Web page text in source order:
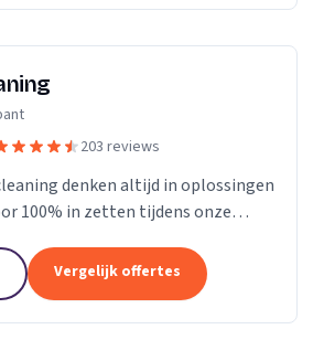
203 reviews
denken altijd in oplossingen
100% in zetten tijdens onze
Vergelijk offertes